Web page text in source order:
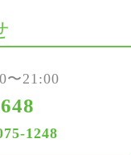
〜21:00
1248